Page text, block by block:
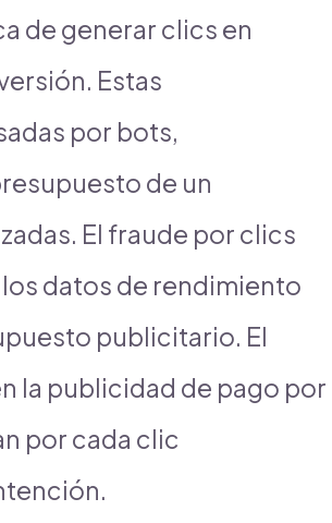
de generar clics en
Estas
por bots,
de un
El fraude por clics
datos de rendimiento
publicitario. El
la publicidad de pago por
por cada clic